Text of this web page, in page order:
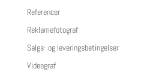
Referencer
Reklamefotograf
Salgs- og leveringsbetingelser
Videograf